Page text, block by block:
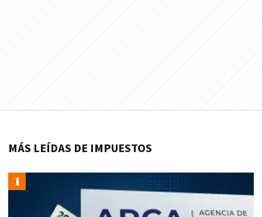
MÁS LEÍDAS DE IMPUESTOS